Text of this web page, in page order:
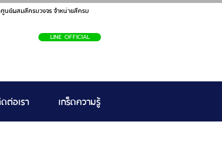
นย์ผสมสีครบวงจร จำหน่ายสีครบ
LINE OFFICIAL
ต่อเรา เกร็ดความรู้